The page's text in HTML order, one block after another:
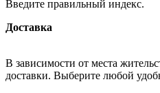
Введите правильный индекс.
Доставка
В зависимости от места
доставки. Выберите любой